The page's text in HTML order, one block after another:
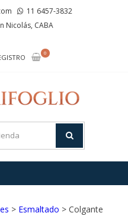
11 6457-3832
Nicolás, CABA
0
> Esmaltado > Colgante